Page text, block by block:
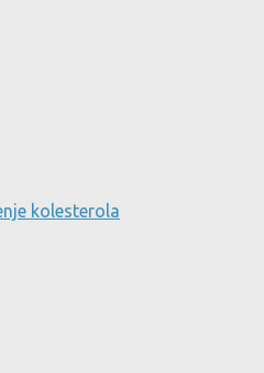
kolesterola